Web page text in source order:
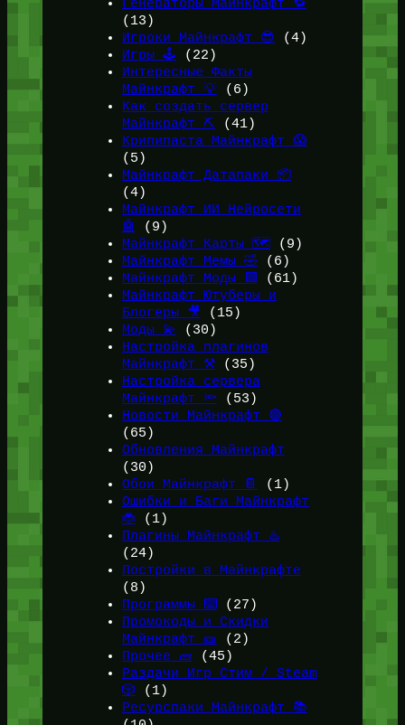
Генераторы Майнкрафт 🔁
(13)
Игроки Майнкрафт 😎 (4)
Игры 🕹️ (22)
Интересные Факты
Майнкрафт 💡(6)
Как создать сервер
Майнкрафт ⛏️ (41)
Крипипаста Майнкрафт 😱
(5)
Майнкрафт Датапаки 📦
(4)
Майнкрафт ИИ Нейросети
🤖
(9)
Майнкрафт Карты 🗺️ (9)
Майнкрафт Мемы 🤣 (6)
Майнкрафт Моды 🟩
(61)
Майнкрафт Ютуберы и
Блогеры 🎥
(15)
Моды 💫
(30)
Настройка плагинов
Майнкрафт ⚒️(35)
Настройка сервера
Майнкрафт 🔦 (53)
Новости Майнкрафт 🔴
(65)
Обновления Майнкрафт
(30)
Обои Майнкрафт 📔
(1)
Ошибки и Баги Майнкрафт
🐞(1)
Плагины Майнкрафт ♨️
(24)
Постройки в Майнкрафте
(8)
Программы ⌨️ (27)
Промокоды и Скидки
Майнкрафт 🎫
(2)
Прочее 🧱 (45)
Раздачи Игр Стим / Steam
🎲 (1)
Ресурспаки Майнкрафт 📚